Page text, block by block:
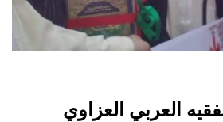
العربي العزاوي